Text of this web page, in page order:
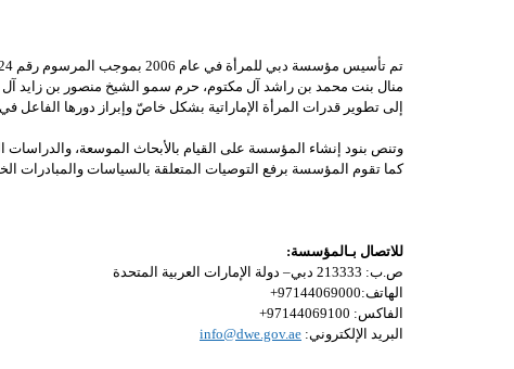
منال بنت محمد بن راشد آل مكتوم، حرم سمو الشيخ منصور بن زايد
إلى تطوير قدرات المرأة الإماراتية بشكل خاصّ وإبراز دورها
وتنص بنود إنشاء المؤسسة على القيام بالأبحاث الموسعة، والدراسات
كما تقوم المؤسسة برفع التوصيات المتعلقة بالسياسات والمبادرات
للاتصال بـالمؤسسة:
ص.ب: 213333 دبي– دولة الإمارات العربية المتحدة
الهاتف:97144069000+
الفاكس: 97144069100+
البريد الإلكتروني: info@dwe.gov.ae